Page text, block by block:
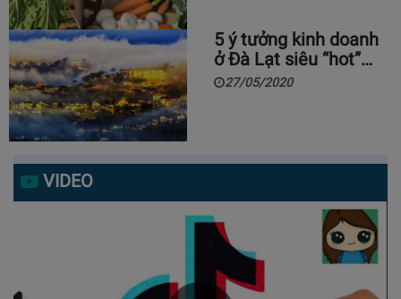
5 ý tưởng kinh doanh
ở Đà Lạt siêu “hot”…
27/05/2020
VIDEO